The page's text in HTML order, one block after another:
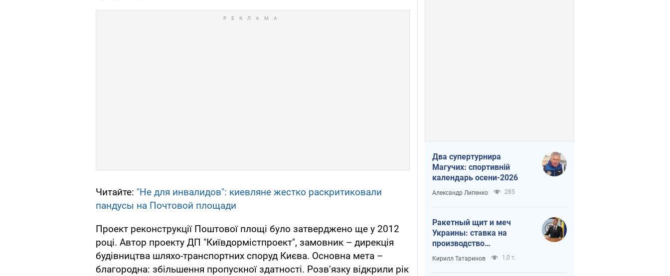
Читайте: "Не для инвалидов": киевляне жестко раскритиковали
пандусы на Почтовой площади
Проект реконструкції Поштової площі було затверджено ще у 2012
році. Автор проекту ДП "Київдормістпроект", замовник – дирекція
будівництва шляхо-транспортних споруд Києва. Основна мета –
благородна: збільшення пропускної здатності. Розв’язку відкрили рік
Два супертурнира
Магучих: спортивній
календарь осени-2026
Александр Липенко 285
Ракетный щит и меч
Украины: ставка на
производство
собственных ракет
Кирилл Татаринов 1,0 т.